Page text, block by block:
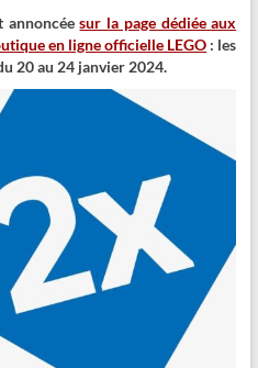
annoncéesur la page dédiée aux
en ligne officielle LEGO : les
20 au 24 janvier 2024.